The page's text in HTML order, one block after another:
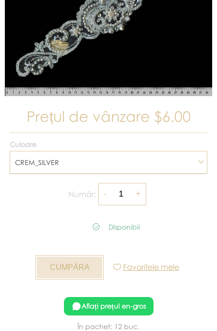
Prețul de vânzare $6.00
Culoare
CREM_SILVER
Număr:
Disponibil
Favoritele mele
Aflați prețul en-gros
În pachet: 12 buc.